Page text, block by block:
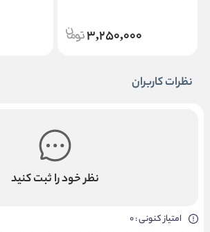
3,250,000
نظرات کاربران
نظر خود را ثبت کنید
امتیاز کنونی : 0